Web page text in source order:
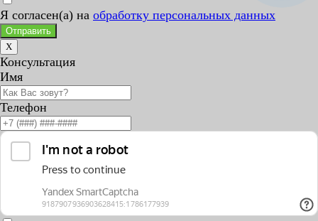
Я согласен(а) на обработку персональных данных
Отправить
X
Консультация
Имя
Телефон